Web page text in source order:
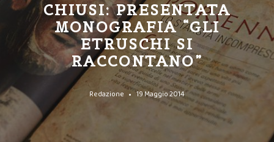
CHIUSI: PRESENTATA
MONOGRAFIA “GLI
ETRUSCHI SI
RACCONTANO”
Redazione 19 Maggio 2014